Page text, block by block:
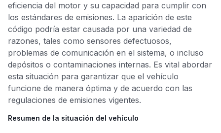
eficiencia del motor y su capacidad para cumplir con
los estándares de emisiones. La aparición de este
código podría estar causada por una variedad de
razones, tales como sensores defectuosos,
problemas de comunicación en el sistema, o incluso
depósitos o contaminaciones internas. Es vital abordar
esta situación para garantizar que el vehículo
funcione de manera óptima y de acuerdo con las
regulaciones de emisiones vigentes.
Resumen de la situación del vehículo